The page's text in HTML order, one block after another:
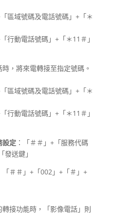
區域號碼及電話號碼」+「＊
行動電話號碼」+「＊11＃」
，將來電轉接至指定號碼。
區域號碼及電話號碼」+「＊
行動電話號碼」+「＊11＃」
設定：「＃＃」+「服務代碼
送鍵」
「＃＃」+「002」+「＃」+
接功能時，「影像電話」則